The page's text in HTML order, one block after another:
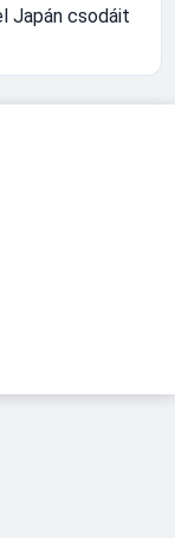
Japán csodáit